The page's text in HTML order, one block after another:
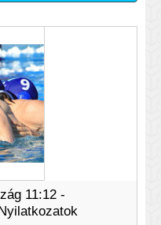
11:12 -